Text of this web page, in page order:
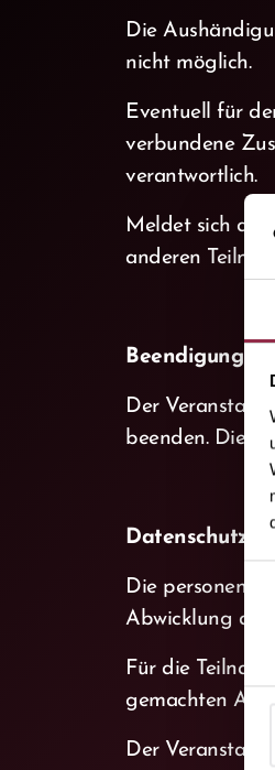
Die
nicht möglich.
Eventuell für
verbundene
verantwortlich.
Meldet sich der
anderen
Beendigung
Der
beenden. Dies
Datenschutz
Die
Abwicklung des
Für die
gemachten
Der